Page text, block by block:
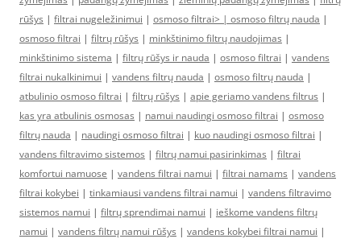
rūšys | filtrai nugeležinimui | osmoso filtrai> | osmoso filtrų nauda |
osmoso filtrai | filtrų rūšys | minkštinimo filtrų naudojimas |
minkštinimo sistema | filtrų rūšys ir nauda | osmoso filtrai | vandens
filtrai nukalkinimui | vandens filtrų nauda | osmoso filtrų nauda |
atbulinio osmoso filtrai | filtrų rūšys | apie geriamo vandens filtrus |
kas yra atbulinis osmosas | namui naudingi osmoso filtrai | osmoso
filtrų nauda | naudingi osmoso filtrai | kuo naudingi osmoso filtrai |
vandens filtravimo sistemos | filtrų namui pasirinkimas | filtrai
komfortui namuose | vandens filtrai namui | filtrai namams | vandens
filtrai kokybei | tinkamiausi vandens filtrai namui | vandens filtravimo
sistemos namui | filtrų sprendimai namui | ieškome vandens filtrų
namui | vandens filtrų namui rūšys | vandens kokybei filtrai namui |